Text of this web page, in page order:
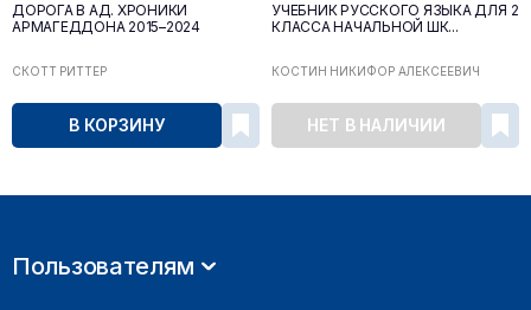
ДОРОГА В АД. ХРОНИКИ
АРМАГЕДДОНА 2015–2024
СКОТТ РИТТЕР
В КОРЗИНУ
УЧЕБНИК РУССКОГО ЯЗЫКА ДЛЯ 2
КЛАССА НАЧАЛЬНОЙ ШК...
КОСТИН НИКИФОР АЛЕКСЕЕВИЧ
НЕТ В НАЛИЧИИ
Пользователям